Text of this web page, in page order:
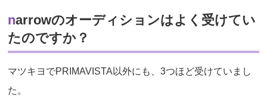
narrowのオーディションはよく受けてい
たのですか？
マツキヨでPRIMAVISTA以外にも、3つほど受けていまし
た。